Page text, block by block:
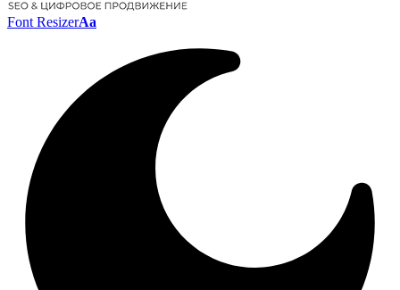
Font ResizerAa